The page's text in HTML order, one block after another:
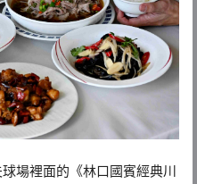
場裡面的《林口國賓經典川